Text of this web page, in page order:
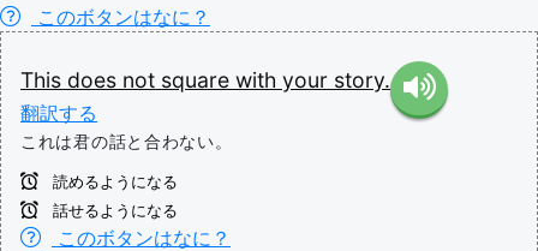
このボタンはなに？
This does not square with your story.
翻訳する
これは君の話と合わない。
読めるようになる
話せるようになる
このボタンはなに？